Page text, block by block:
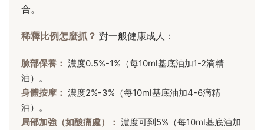
合。
稀釋比例怎麼抓？ 對一般健康成人：
臉部保養： 濃度0.5%-1%（每10ml基底油加1-2滴精
油）。
身體按摩： 濃度2%-3%（每10ml基底油加4-6滴精
油）。
局部加強（如酸痛處）： 濃度可到5%（每10ml基底油加